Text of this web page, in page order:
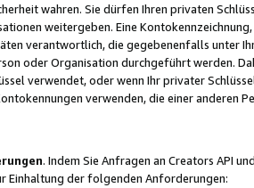
wahren. Sie dürfen Ihren privaten
weitergeben. Eine
verantwortlich, die gegebenenfalls unter
oder Organisation durchgeführt werden.
verwendet, oder wenn Ihr privater
verwenden, die einer anderen
. Indem Sie Anfragen an Creators API
Einhaltung der folgenden Anforderungen: